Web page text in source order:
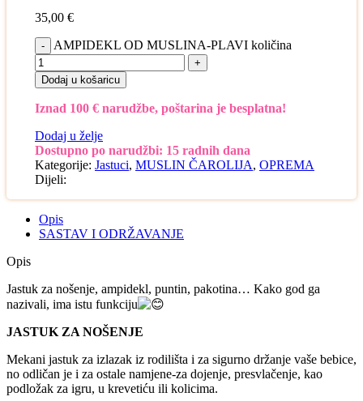
35,00 €
AMPIDEKL OD MUSLINA-PLAVI količina
Dodaj u košaricu
Iznad 100 € narudžbe, poštarina je besplatna!
Dodaj u želje
Dostupno po narudžbi: 15 radnih dana
Kategorije: Jastuci, MUSLIN ČAROLIJA, OPREMA
Dijeli:
Opis
SASTAV I ODRŽAVANJE
Opis
Jastuk za nošenje, ampidekl, puntin, pakotina… Kako god ga
nazivali, ima istu funkciju
JASTUK ZA NOŠENJE
Mekani jastuk za izlazak iz rodilišta i za sigurno držanje vaše bebice,
no odličan je i za ostale namjene-za dojenje, presvlačenje, kao
podložak za igru, u krevetiću ili kolicima.